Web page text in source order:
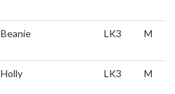
Beanie LK3 M
Holly LK3 M